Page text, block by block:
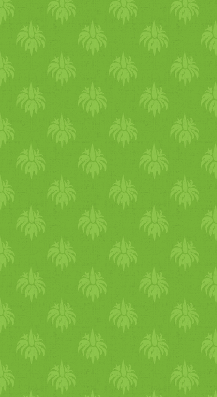
savasodás felütötte a fejét.
mivel szinte kiv
ételnélkül
Fogyaszthatjuk őket együtt
tartalmúétel ekkel.
hanem külön-külön! Minél
olaj
okkal együtt ehetjük,
vitamin
ok felszívódását.
roppant ízletesek s
zab
minden nap szakban akár.
a forró időszakban, kevés
hatású gabona a köles és az
rendkívülmagas azásványi
hogy a szomjúságot, vagy
hűtött,
ételek, kólák
nekik azonban gyakran